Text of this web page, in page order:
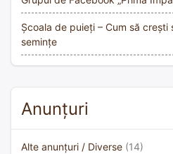
Școala de puieți – Cum să
semințe
Anunțuri
Alte anunțuri / Diverse (14)